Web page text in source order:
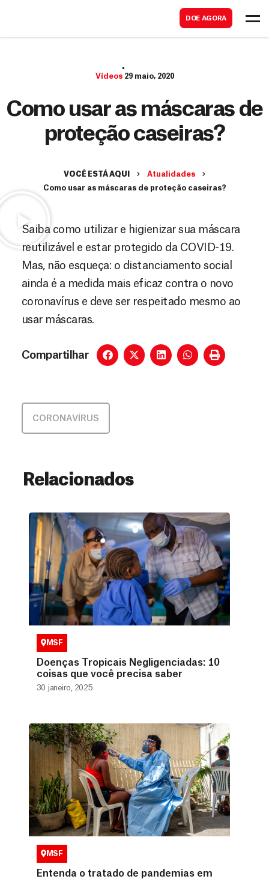
DOE AGORA
Vídeos 29 maio, 2020
Como usar as máscaras de
proteção caseiras?
VOCÊ ESTÁ AQUI
Atualidades
Como usar as máscaras de proteção caseiras?
Saiba como utilizar e higienizar sua máscara
reutilizável e estar protegido da COVID-19.
Mas, não esqueça: o distanciamento social
ainda é a medida mais eficaz contra o novo
coronavírus e deve ser respeitado mesmo ao
usar máscaras.
Compartilhar
CORONAVÍRUS
Relacionados
MSF
Doenças Tropicais Negligenciadas: 10
coisas que você precisa saber
30 janeiro, 2025
MSF
Entenda o tratado de pandemias em
a